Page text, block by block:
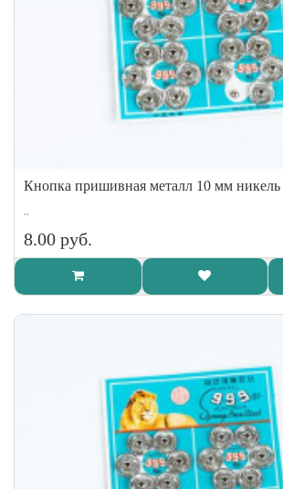
Кнопка пришивная металл 10 мм
..
8.00 руб.